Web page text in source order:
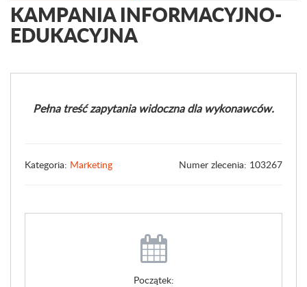
KAMPANIA INFORMACYJNO-
EDUKACYJNA
Pełna treść zapytania widoczna dla wykonawców.
Kategoria: Marketing Numer zlecenia: 103267
Początek: